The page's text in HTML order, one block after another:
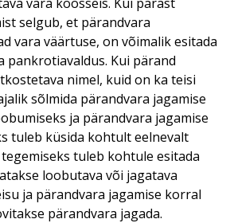
selgub, et pärandvara
vara väärtuse, on võimalik esitada
pankrotiavaldus. Kui pärand
nimel, kuid on ka teisi
sõlmida pärandvara jagamise
ja pärandvara jagamise
tuleb küsida kohtult eelnevalt
tuleb kohtule esitada
loobutava või jagatava
ja pärandvara jagamise korral
pärandvara jagada.